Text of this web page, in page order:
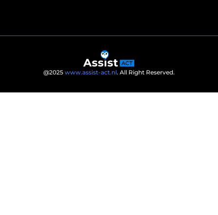
@2025 www.assist-act.nl. All Right Reserved.